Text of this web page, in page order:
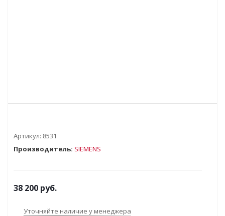
Артикул: 8531
Производитель: SIEMENS
38 200 руб.
Уточняйте наличие у менеджера